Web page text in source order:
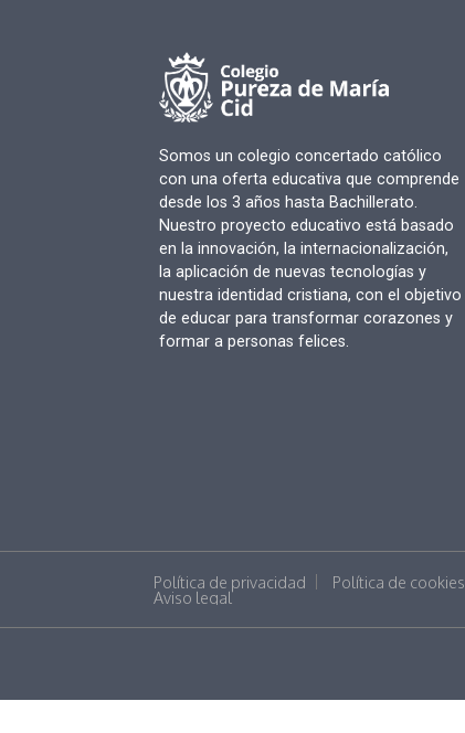
Somos un colegio concertado católico
con una oferta educativa que comprende
desde los 3 años hasta Bachillerato.
Nuestro proyecto educativo está basado
en la innovación, la internacionalización,
la aplicación de nuevas tecnologías y
nuestra identidad cristiana, con el objetivo
de educar para transformar corazones y
formar a personas felices.
Política de privacidad Política de cookies
Aviso legal